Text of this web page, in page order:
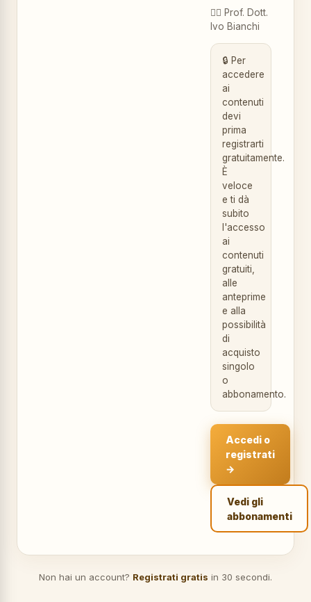
👨‍⚕️ Prof. Dott.
Ivo Bianchi
🔒 Per
accedere
ai
contenuti
devi
prima
registrarti
gratuitamente.
È
veloce
e ti dà
subito
l'accesso
ai
contenuti
gratuiti,
alle
anteprime
e alla
possibilità
di
acquisto
singolo
o
abbonamento.
Accedi o
registrati
→
Vedi gli
abbonamenti
Non hai un account? Registrati gratis in 30 secondi.